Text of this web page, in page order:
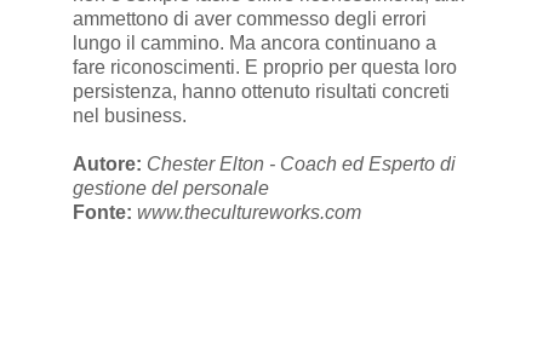
ammettono di aver commesso degli errori
lungo il cammino. Ma ancora continuano a
fare riconoscimenti. E proprio per questa loro
persistenza, hanno ottenuto risultati concreti
nel business.
Autore: Chester Elton - Coach ed Esperto di
gestione del personale
Fonte: www.thecultureworks.com